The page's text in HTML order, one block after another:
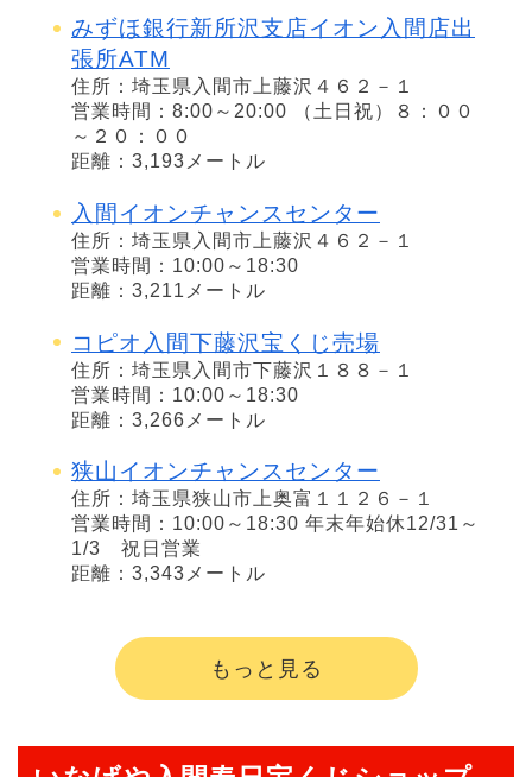
みずほ銀行新所沢支店イオン入間店出
張所ATM
住所：埼玉県入間市上藤沢４６２－１
営業時間：8:00～20:00 （土日祝）８：００
～２０：００
距離：3,193メートル
入間イオンチャンスセンター
住所：埼玉県入間市上藤沢４６２－１
営業時間：10:00～18:30
距離：3,211メートル
コピオ入間下藤沢宝くじ売場
住所：埼玉県入間市下藤沢１８８－１
営業時間：10:00～18:30
距離：3,266メートル
狭山イオンチャンスセンター
住所：埼玉県狭山市上奥富１１２６－１
営業時間：10:00～18:30 年末年始休12/31～
1/3 祝日営業
距離：3,343メートル
もっと見る